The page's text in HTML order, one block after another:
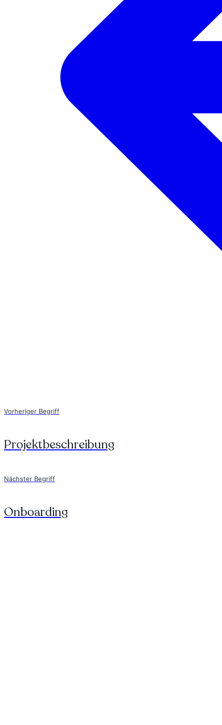
Vorheriger Begriff
Projektbeschreibung
Nächster Begriff
Onboarding